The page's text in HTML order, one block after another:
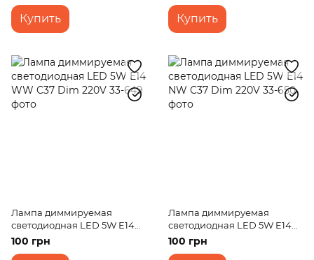
Купить Купить
Лампа диммируемая
светодиодная LED 5W E14
WW C37 Dim 220V
100 грн
Лампа диммируемая
светодиодная LED 5W E14
NW C37 Dim 220V
100 грн